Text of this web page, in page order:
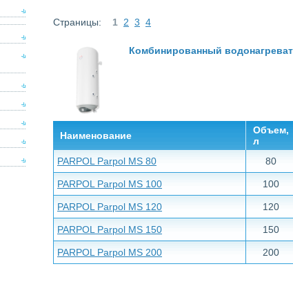
Страницы: 1 2 3 4
Комбинированный
Наименование
Объем,
л
PARPOL Parpol MS 80 80
PARPOL Parpol MS 100
100
PARPOL Parpol MS 120
120
PARPOL Parpol MS 150
150
PARPOL Parpol MS 200
200